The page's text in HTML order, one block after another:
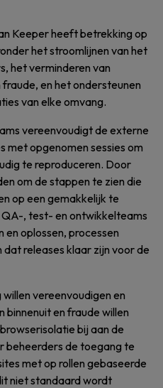
Keeper heeft betrekking op
het stroomlijnen van het
het verminderen van
en het ondersteunen
van elke omvang.
vereenvoudigt de externe
opgenomen sessies om
te reproduceren. Door
om de stappen te zien die
op een gemakkelijk te
, test- en ontwikkelteams
oplossen, processen
releases klaar zijn voor de
vereenvoudigen en
en fraude willen
bij aan de
beheerders de toegang te
met op rollen gebaseerde
niet standaard wordt